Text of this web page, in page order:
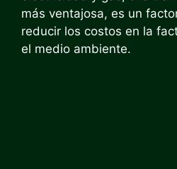
más ventajosa, es un
reducir los costos en la
el medio ambiente.